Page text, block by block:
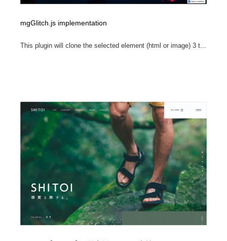
mgGlitch.js implementation
This plugin will clone the selected element (html or image) 3 t...